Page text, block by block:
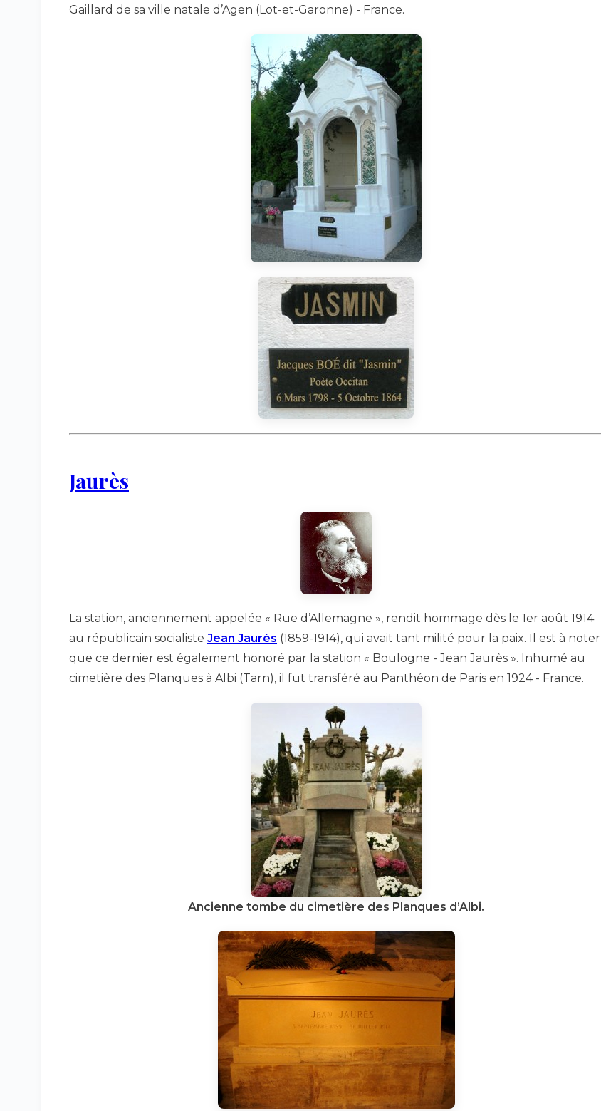
Gaillard de sa ville natale d’Agen (Lot-et-Garonne) - France.
Jaurès
La station, anciennement appelée « Rue d’Allemagne », rendit hommage dès le 1er août 1914
au républicain socialiste Jean Jaurès (1859-1914), qui avait tant milité pour la paix. Il est à noter
que ce dernier est également honoré par la station « Boulogne - Jean Jaurès ». Inhumé au
cimetière des Planques à Albi (Tarn), il fut transféré au Panthéon de Paris en 1924 - France.
Ancienne tombe du cimetière des Planques d’Albi.